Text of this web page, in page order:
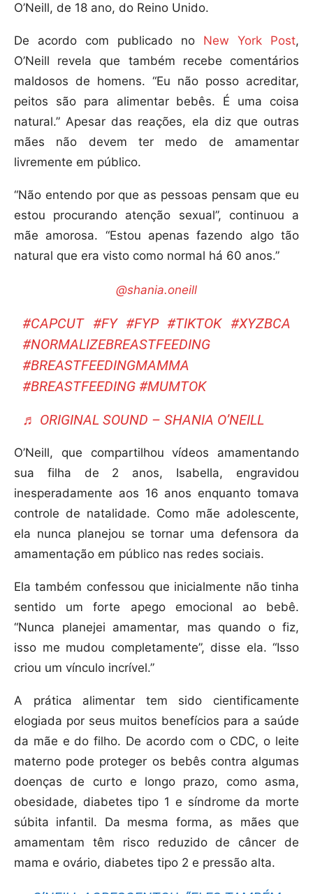
O’Neill, de 18 ano, do Reino Unido.
De acordo com publicado no New York Post,
O’Neill revela que também recebe comentários
maldosos de homens. “Eu não posso acreditar,
peitos são para alimentar bebês. É uma coisa
natural.” Apesar das reações, ela diz que outras
mães não devem ter medo de amamentar
livremente em público.
“Não entendo por que as pessoas pensam que eu
estou procurando atenção sexual”, continuou a
mãe amorosa. “Estou apenas fazendo algo tão
natural que era visto como normal há 60 anos.”
@shania.oneill
#CAPCUT #FY #FYP #TIKTOK #XYZBCA
#NORMALIZEBREASTFEEDING
#BREASTFEEDINGMAMMA
#BREASTFEEDING #MUMTOK
♬ ORIGINAL SOUND – SHANIA O’NEILL
O’Neill, que compartilhou vídeos amamentando
sua filha de 2 anos, Isabella, engravidou
inesperadamente aos 16 anos enquanto tomava
controle de natalidade. Como mãe adolescente,
ela nunca planejou se tornar uma defensora da
amamentação em público nas redes sociais.
Ela também confessou que inicialmente não tinha
sentido um forte apego emocional ao bebê.
“Nunca planejei amamentar, mas quando o fiz,
isso me mudou completamente”, disse ela. “Isso
criou um vínculo incrível.”
A prática alimentar tem sido cientificamente
elogiada por seus muitos benefícios para a saúde
da mãe e do filho. De acordo com o CDC, o leite
materno pode proteger os bebês contra algumas
doenças de curto e longo prazo, como asma,
obesidade, diabetes tipo 1 e síndrome da morte
súbita infantil. Da mesma forma, as mães que
amamentam têm risco reduzido de câncer de
mama e ovário, diabetes tipo 2 e pressão alta.